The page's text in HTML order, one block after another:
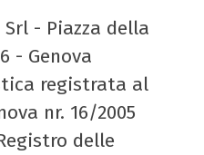
- Piazza della
- Genova
registrata al
nr. 16/2005
delle